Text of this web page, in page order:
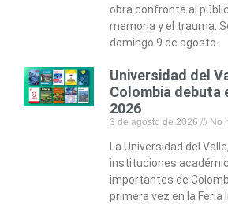
obra confronta al
memoria y el trauma.
domingo 9 de agosto.
Universidad del
Colombia debuta
2026
3 de agosto de 2026 No
La Universidad del
instituciones
importantes de
primera vez en la Feria